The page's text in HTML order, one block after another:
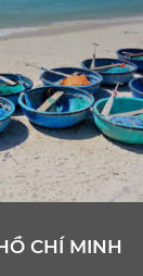
CHÍ MINH